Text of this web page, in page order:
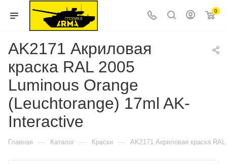
0
AK2171 Акриловая
краска RAL 2005
Luminous Orange
(Leuchtorange) 17ml AK-
Interactive
Главная — Каталог — Краски — AK2171 Акриловая краска